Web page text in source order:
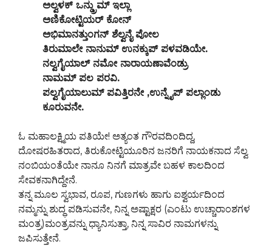
ಅಲ್ವಳಕ್ ಒನ್ಡ್ರುಮ್ ಇಲ್ಲಾ
ಅಣಿಕೋಟ್ಟಿಯರ್ ಕೋನ್
ಅಭಿಮಾನತ್ತುಂಗನ್ ಶೆಲ್ವನೈ ಪೋಲ
ತಿರುಮಾಲೇ ನಾನುಮ್ ಉನಕ್ಕುಪ್ ಪಳವಡಿಯೇ.
ನಲ್ವಗೈಯಾಲ್ ನಮೋ ನಾರಾಯಣಾವೆಂಡ್ರು
ನಾಮಮ್ ಪಲ ಪರವಿ.
ಪಲ್ವಗೈಯಾಲುಮ್ ಪವಿತ್ತಿರನೇ ,ಉನ್ನೈಪ್ಪಲ್ಲಾಂಡು
ಕೂರುವನೇ.
ಓ ಮಹಾಲಕ್ಷ್ಮಿಯ ಪತಿಯೇ! ಅತ್ಯಂತ ಗೌರವದಿಂದಿದ್ದ,
ದೋಷರಹಿತರಾದ, ತಿರುಕೋಟ್ಟಿಯೂರಿನ ಜನರಿಗೆ ನಾಯಕನಾದ ಸೆಲ್ವ
ನಂಬಿಯಂತೆಯೇ ನಾನೂ ನಿನಗೆ ಮಾತ್ರವೇ ಬಹಳ ಕಾಲದಿಂದ
ಸೇವಕನಾಗಿದ್ದೇನೆ.
ತನ್ನ ಮೂಲ ಸ್ವಭಾವ, ರೂಪ, ಗುಣಗಳು ಹಾಗು ಐಶ್ವರ್ಯದಿಂದ
ನಮ್ಮನ್ನು ಶುದ್ಧ ಪಡಿಸುವನೇ, ನಿನ್ನ ಅಷ್ಟಾಕ್ಷರ (ಎಂಟು ಉಚ್ಚಾರಾಂಶಗಳ
ಮಂತ್ರ)ಮಂತ್ರವನ್ನು ಧ್ಯಾನಿಸುತ್ತಾ, ನಿನ್ನ ಸಾವಿರ ನಾಮಗಳನ್ನು
ಜಪಿಸುತ್ತೇನೆ.